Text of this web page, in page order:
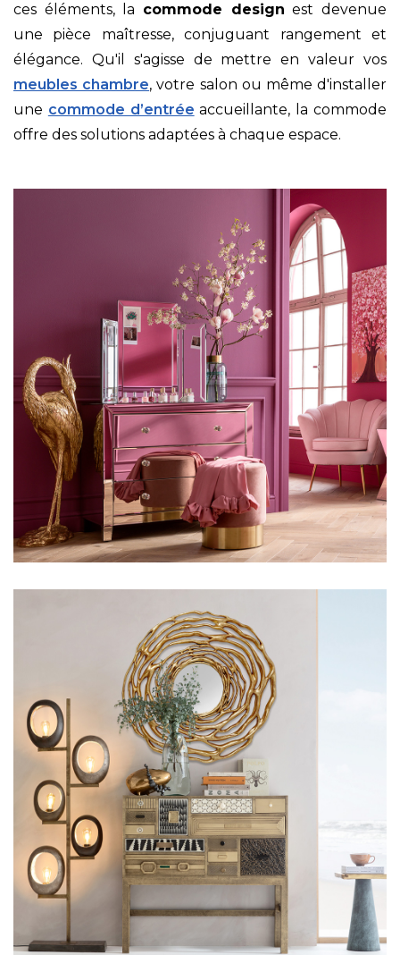
ces éléments, la commode design est devenue
une pièce maîtresse, conjuguant rangement et
élégance. Qu'il s'agisse de mettre en valeur vos
meubles chambre, votre salon ou même d'installer
une commode d’entrée accueillante, la commode
offre des solutions adaptées à chaque espace.